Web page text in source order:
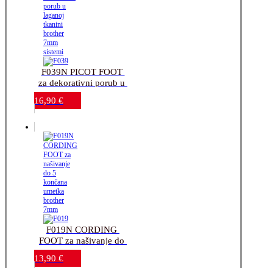
F039N PICOT FOOT
za dekorativni porub u
laganoj tkanini-brother
7mm sistemi
16,90 €
F019N CORDING
FOOT za našivanje do
5 končana umetka-
brother 7mm
13,90 €